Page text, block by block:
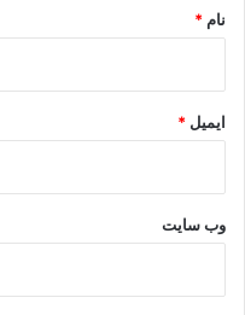
نام *
ایمیل *
وب‌ سایت